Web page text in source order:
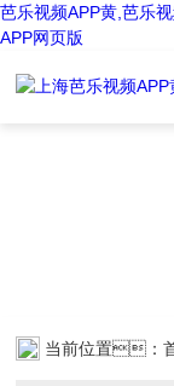
芭乐视频APP黄,芭乐
APP网页版
当前位置：